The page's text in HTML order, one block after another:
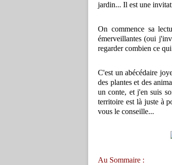
jardin... Il est une
On commence sa
émerveillantes (oui
regarder combien ce
C'est un abécédaire
des plantes et des
un conte, et j'en suis
territoire est là juste à
vous le conseille...
Au Sommaire :